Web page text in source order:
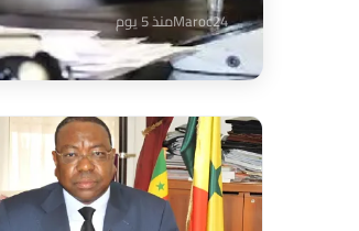
Maroc24منذ 5 يوم